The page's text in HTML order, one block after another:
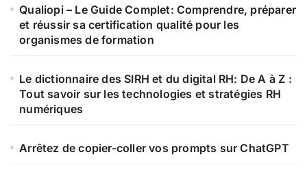
Qualiopi – Le Guide Complet: Comprendre, préparer
et réussir sa certification qualité pour les
organismes de formation
Le dictionnaire des SIRH et du digital RH: De A à Z :
Tout savoir sur les technologies et stratégies RH
numériques
Arrêtez de copier-coller vos prompts sur ChatGPT